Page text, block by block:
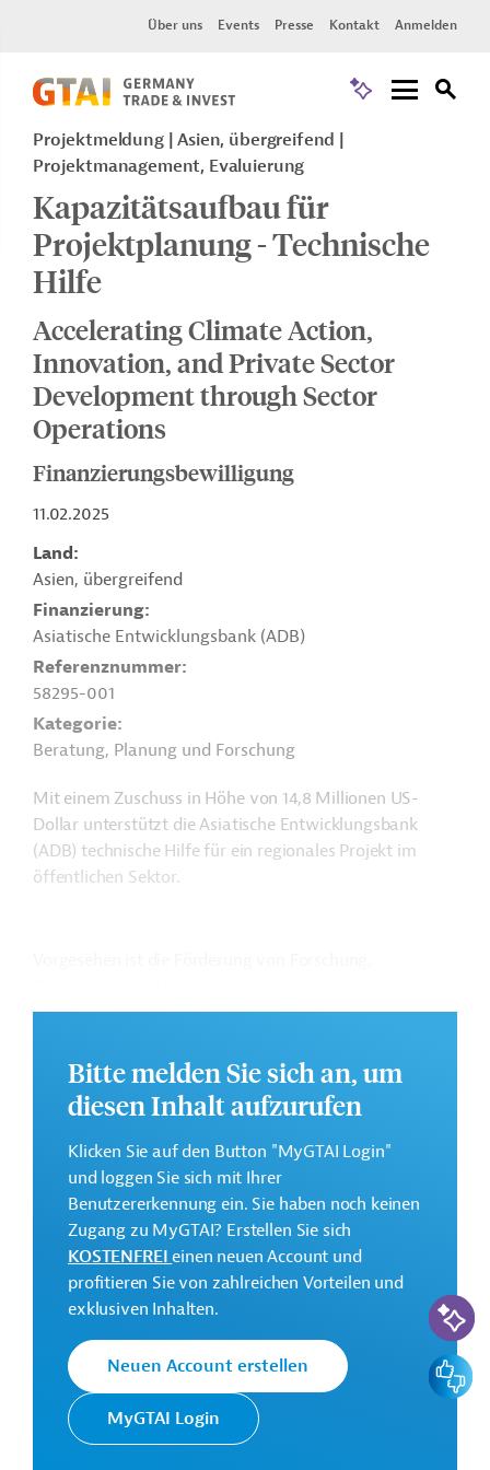
Über uns Events Presse Kontakt Anmelden
Projektmeldung
Asien, übergreifend
Projektmanagement, Evaluierung
Kapazitätsaufbau für
Projektplanung - Technische
Hilfe
Accelerating Climate Action,
Innovation, and Private Sector
Development through Sector
Operations
Finanzierungsbewilligung
11.02.2025
Land
Asien, übergreifend
Finanzierung
Asiatische Entwicklungsbank (ADB)
Referenznummer
58295-001
Kategorie
Beratung, Planung und Forschung
Mit einem Zuschuss in Höhe von 14,8 Millionen US-
Dollar unterstützt die Asiatische Entwicklungsbank
(ADB) technische Hilfe für ein regionales Projekt im
öffentlichen Sektor.
Aufbau von Kapazitäten in den Bereichen Klimawandel,
um qualitativ hochwertige, bedarfsgerechte Projekte zu
begünstigen.
finden Sie auf derWebseite der ADB
.
GTAI informiert über die ADB: Schwerpunkte,
Regularien und praktische Hinweise zur
Geschäftsanbahnung.
Gesamtkosten:
14,8 Millionen US-Dollar
Geberbeitrag:
14,8 Millionen US-Dollar (Zuschuss)
Kontaktadresse
Bitte melden Sie sich an, um
diesen Inhalt aufzurufen
Klicken Sie auf den Button "MyGTAI Login"
und loggen Sie sich mit Ihrer
Benutzererkennung ein. Sie haben noch keinen
Zugang zu MyGTAI? Erstellen Sie sich
KOSTENFREIeinen neuen Account und
profitieren Sie von zahlreichen Vorteilen und
exklusiven Inhalten.
Neuen Account erstellen
MyGTAI Login
KI-